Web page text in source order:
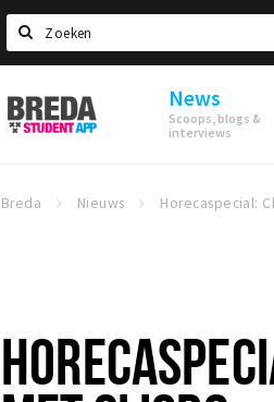
Search
Breda
Student
News
Scoops, blogs &
interviews
Breda Nieuws